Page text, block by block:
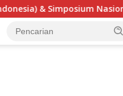
Undang